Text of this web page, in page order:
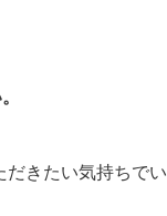
きたい気持ちでい